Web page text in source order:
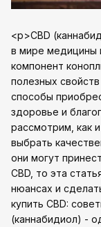
<p>CBD
в мире медицины
компонент
полезных
способы
здоровье и
рассмотрим, как
выбрать
они могут
CBD, то эта
нюансах и
купить CBD:
(каннабидиол) -